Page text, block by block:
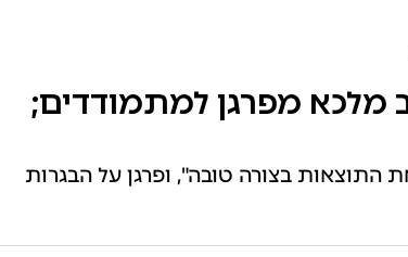
מפרגן למתמודדים;
בצורה טובה", ופרגן על הבגרות